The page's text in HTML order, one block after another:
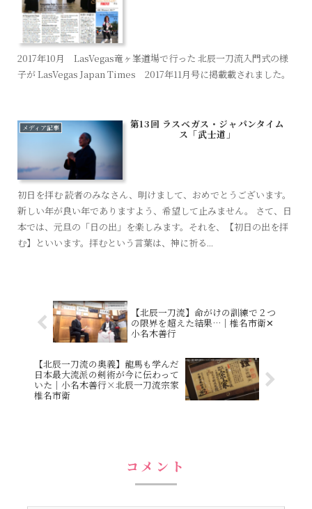
2017年10月 LasVegas竜ヶ峯道場で行った 北辰一刀流入門式の様
子が LasVegas Japan Times 2017年11月号に掲載載されました。
メディア記事 第13回 ラスベガス・ジャパンタイム
ス「武士道」
初日を拝む 読者のみなさん、明けまして、おめでとうございます。
新しい年が良い年でありますよう、希望して止みません。 さて、日
本では、元旦の「日の出」を楽しみます。それを、【初日の出を拝
む】といいます。拝むという言葉は、神に祈る...
【北辰一刀流】命がけの訓練で２つ
の限界を超えた結果…│椎名市衛✕
小名木善行
【北辰一刀流の奥義】龍馬も学んだ
日本最大流派の剣術が今に伝わって
いた｜小名木善行×北辰一刀流宗家
椎名市衛
コメント